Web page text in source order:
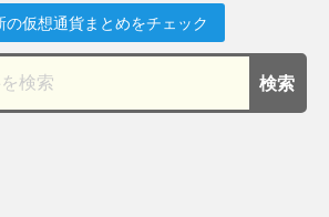
の仮想通貨まとめをチェック